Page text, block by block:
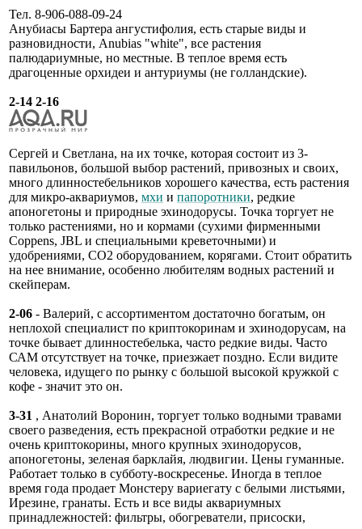
Тел. 8-906-088-09-24
Анубиасы Бартера ангустифолия, есть старые виды и
разновидности, Anubias "white", все растения
палюдариумные, но местные. В теплое время есть
драгоценные орхидеи и антуриумы (не голландские).
2-14 2-16
Сергей и Светлана, на их точке, которая состоит из 3-
павильонов, большой выбор растений, привозных и своих,
много длинностебельников хорошего качества, есть растения
для микро-аквариумов, мхи и папоротники, редкие
апоногетоны и природные эхинодорусы. Точка торгует не
только растениями, но и кормами (сухими фирменными
Coppens, JBL и специальными креветочными) и
удобрениями, СО2 оборудованием, корягами. Стоит обратить
на нее внимание, особенно любителям водных растений и
скейперам.
2-06 - Валерий, с ассортиментом достаточно богатым, он
неплохой специалист по криптокоринам и эхинодорусам, на
точке бывает длинностебелька, часто редкие виды. Часто
САМ отсутствует на точке, приезжает поздно. Если видите
человека, идущего по рынку с большой высокой кружкой с
кофе - значит это он.
3-31 , Анатолий Воронин, торгует только водными травами
своего разведения, есть прекрасной отработки редкие и не
очень криптокорины, много крупных эхинодорусов,
апоногетоны, зеленая барклайя, людвигии. Цены гуманные.
Работает только в субботу-воскресенье. Иногда в теплое
время года продает Монстеру вариегату с белыми листьями,
Ирезине, гранаты. Есть и все виды аквариумных
принадлежностей: фильтры, обогреватели, присоски,